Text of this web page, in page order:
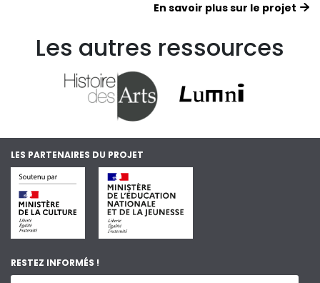
En savoir plus sur le projet
Les autres ressources
LES PARTENAIRES DU PROJET
RESTEZ INFORMÉS !